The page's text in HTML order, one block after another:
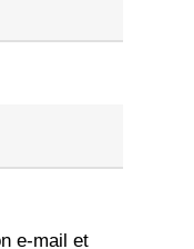
e-mail et